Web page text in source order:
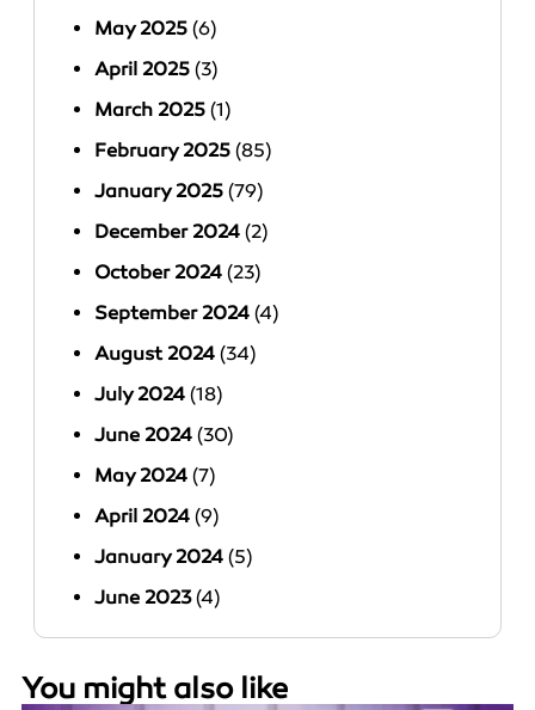
May 2025 (6)
April 2025 (3)
March 2025 (1)
February 2025 (85)
January 2025 (79)
December 2024 (2)
October 2024 (23)
September 2024 (4)
August 2024 (34)
July 2024 (18)
June 2024 (30)
May 2024 (7)
April 2024 (9)
January 2024 (5)
June 2023(4)
You might also like